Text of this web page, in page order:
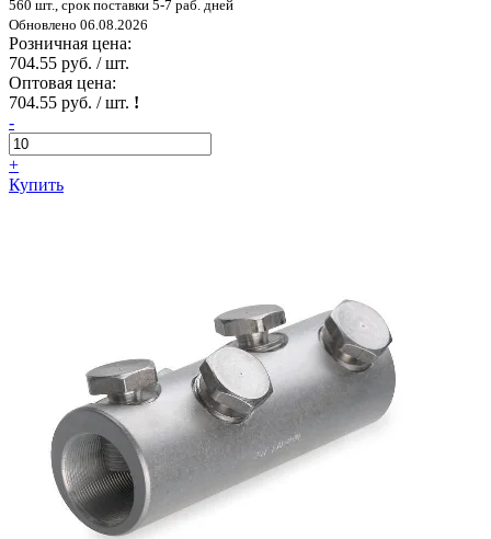
560 шт., срок поставки 5-7 раб. дней
Обновлено 06.08.2026
Розничная цена:
704.55 руб. / шт.
Оптовая цена:
704.55 руб. / шт. !
-
+
Купить